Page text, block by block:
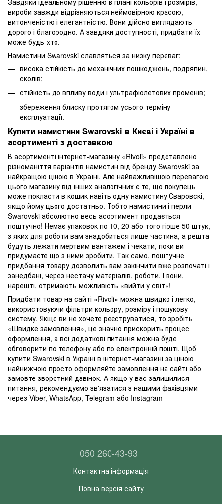
вироби завжди відрізняються неймовірною красою,
витонченістю і елегантністю. Вони дійсно виглядають
дорого і благородно. А завдяки доступності, придбати їх
може будь-хто.
Намистини Swarovski славляться за низку переваг:
висока стійкість до механічних пошкоджень, подряпин,
сколів;
стійкість до впливу води і ультрафіолетових променів;
збереження блиску протягом усього терміну
експлуатації.
Купити намистини Swarovski в Києві і Україні в
асортименті з доставкою
В асортименті інтернет-магазину «Rivoli» представлено
різноманіття варіантів намистин від бренду Swarovski за
найкращою ціною в Україні. Але найважливішою перевагою
цього магазину від інших аналогічних є те, що покупець
може покласти в кошик навіть одну намистину Сваровскі,
якщо йому цього достатньо. Тобто намистини і перли
Swarovski абсолютно весь асортимент продається
поштучно! Немає упаковок по 10, 20 або того гірше 50 штук,
з яких для роботи вам знадобиться лише частина, а решта
будуть лежати мертвим вантажем і чекати, поки ви
придумаєте що з ними зробити. Так само, поштучне
придбання товару дозволить вам закінчити вже розпочаті і
занедбані, через нестачу матеріалів, роботи. І вони,
нарешті, отримають можливість «вийти у світ»!
Придбати товар на сайті «Rivoli» можна швидко і легко,
використовуючи фільтри кольору, розміру і пошукову
систему. Якщо ви не хочете реєструватися, то зробіть
«Швидке замовлення», це значно прискорить процес
оформлення, а всі додаткові питання можна буде
обговорити по телефону або по електронній пошті. Щоб
купити Swarovski в Україні в інтернет-магазині за ціною
найнижчою просто оформляйте замовлення на сайті або
замовте зворотний дзвінок. А якщо у вас залишилися
питання, рекомендуємо зв'язатися з нашими фахівцями
через Viber, WhatsApp, Telegram або Instagram
050 260-43-93
Контактна інформація
Повна версія сайту